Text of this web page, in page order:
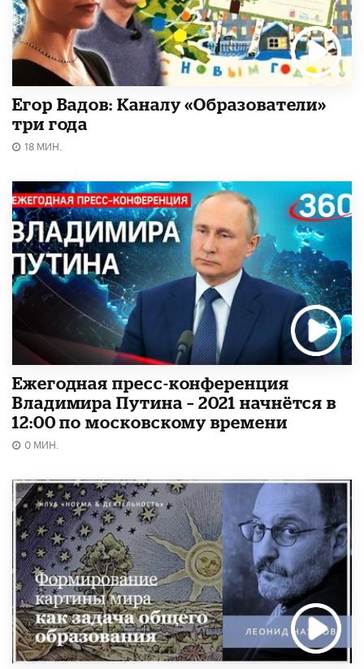
Егор Вадов: Каналу «Образователи»
три года
18 МИН.
Ежегодная пресс-конференция
Владимира Путина – 2021 начнётся в
12:00 по московскому времени
0 МИН.